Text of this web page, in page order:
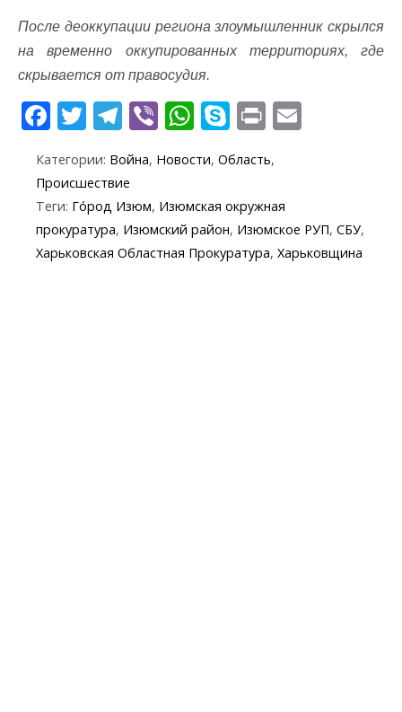
После деоккупации региона злоумышленник скрылся
на временно оккупированных территориях, где
скрывается от правосудия.
F
e
b
o
o
T
itt
er
T
el
e
gr
a
m
Vi
er
W
at
s
A
p
S
k
y
p
e
Pr
t
Категории: Война, Новости, Область,
Происшествие
Теги: Го́род Изюм, Изюмская окружная
прокуратура, Изюмский район, Изюмское РУП, СБУ,
Харьковская Областная Прокуратура, Харьковщина